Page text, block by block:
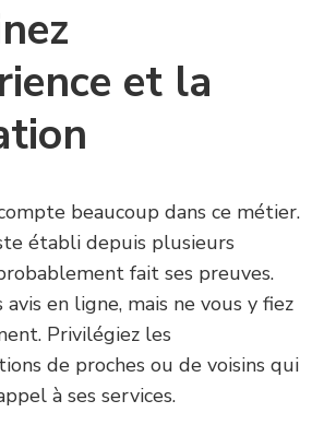
et la
beaucoup dans ce métier.
établi depuis plusieurs
fait ses preuves.
en ligne, mais ne vous y fiez
Privilégiez les
de proches ou de voisins qui
à ses services.